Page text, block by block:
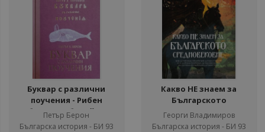
Буквар с различни
поучения - Рибен
буквар (юбилейно
издание)
Петър Берон
Българска история - БИ 93
Какво НЕ знаем за
Българското
средновековие
Георги Владимиров
Българска история - БИ 93